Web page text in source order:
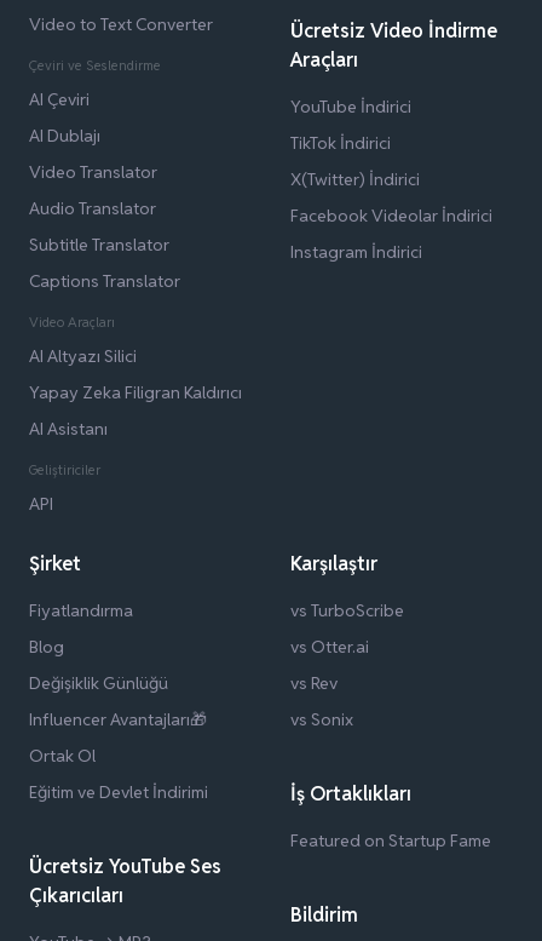
Video to Text Converter
Çeviri ve Seslendirme
AI Çeviri
AI Dublajı
Video Translator
Audio Translator
Subtitle Translator
Captions Translator
Video Araçları
AI Altyazı Silici
Yapay Zeka Filigran Kaldırıcı
AI Asistanı
Geliştiriciler
API
Ücretsiz Video İndirme
Araçları
YouTube İndirici
TikTok İndirici
X(Twitter) İndirici
Facebook Videolar İndirici
Instagram İndirici
Şirket
Fiyatlandırma
Blog
Değişiklik Günlüğü
Influencer Avantajları🎁
Ortak Ol
Eğitim ve Devlet İndirimi
Ücretsiz YouTube Ses
Çıkarıcıları
Karşılaştır
vs TurboScribe
vs Otter.ai
vs Rev
vs Sonix
İş Ortaklıkları
Featured on Startup Fame
Bildirim